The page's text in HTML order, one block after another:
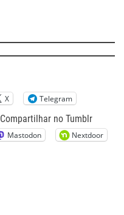
X
Telegram
Compartilhar no Tumblr
Mastodon Nextdoor